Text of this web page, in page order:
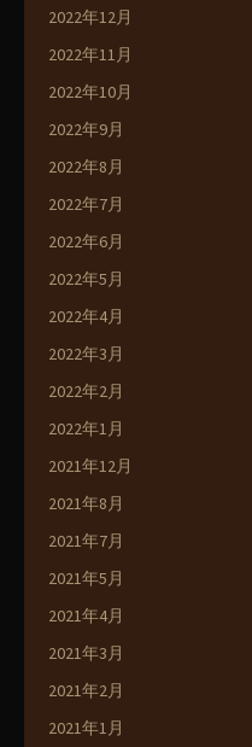
2022年12月
2022年11月
2022年10月
2022年9月
2022年8月
2022年7月
2022年6月
2022年5月
2022年4月
2022年3月
2022年2月
2022年1月
2021年12月
2021年8月
2021年7月
2021年5月
2021年4月
2021年3月
2021年2月
2021年1月